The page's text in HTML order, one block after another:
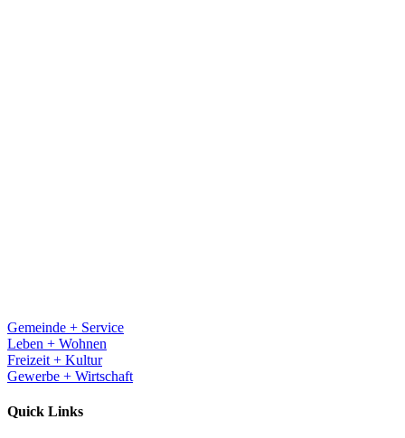
Gemeinde + Service
Leben + Wohnen
Freizeit + Kultur
Gewerbe + Wirtschaft
Quick Links